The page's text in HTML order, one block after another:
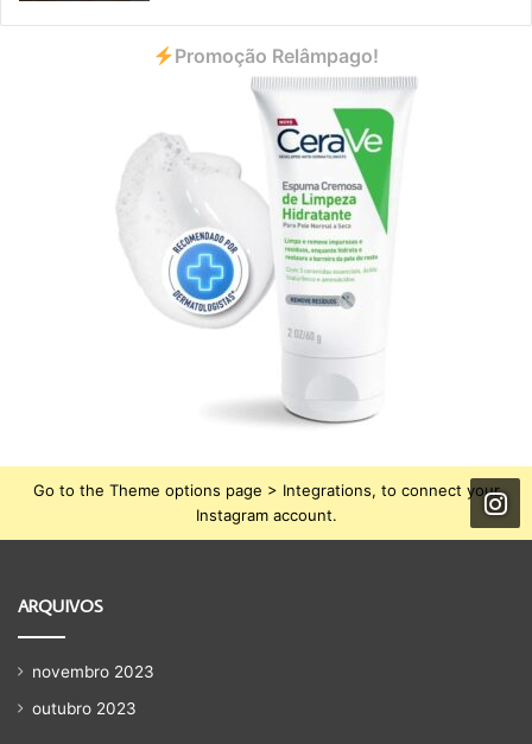
Promoção Relâmpago!
Go to the Theme options page > Integrations, to connect your
Instagram account.
ARQUIVOS
novembro 2023
outubro 2023